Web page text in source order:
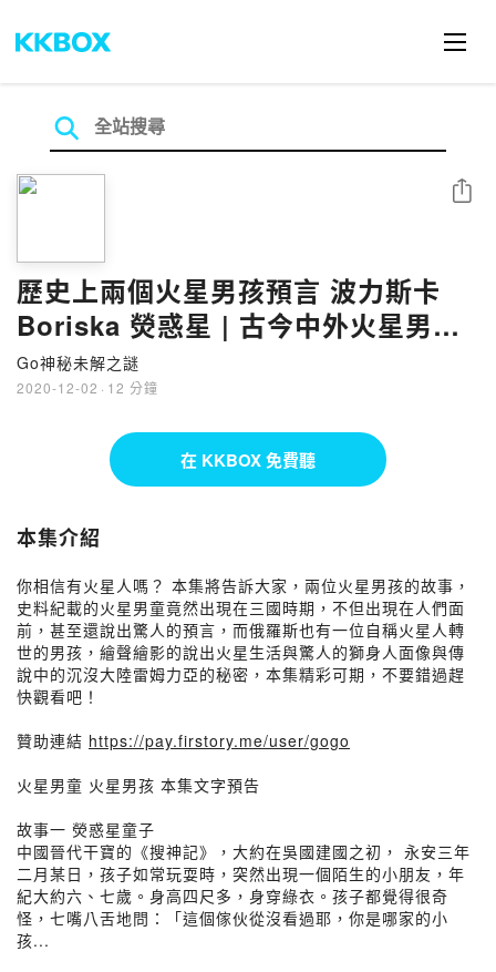
歷史上兩個火星男孩預言 波力斯卡
Boriska 熒惑星 | 古今中外火星男童
熒惑星童子 波利斯卡 火星男童 雷姆
力亞與獅身人面像的秘密
Go神秘未解之謎
2020-12-02 · 12 分鐘
分享
在 KKBOX 免費聽
本集介紹
你相信有火星人嗎？ 本集將告訴大家，兩位火星男孩的故事，
史料紀載的火星男童竟然出現在三國時期，不但出現在人們面
前，甚至還說出驚人的預言，而俄羅斯也有一位自稱火星人轉
世的男孩，繪聲繪影的說出火星生活與驚人的獅身人面像與傳
說中的沉沒大陸雷姆力亞的秘密，本集精彩可期，不要錯過趕
快觀看吧！
贊助連結 https://pay.firstory.me/user/gogo
火星男童 火星男孩 本集文字預告
故事一 熒惑星童子
中國晉代干寶的《搜神記》，大約在吳國建國之初， 永安三年
二月某日，孩子如常玩耍時，突然出現一個陌生的小朋友，年
紀大約六、七歲。身高四尺多，身穿綠衣。孩子都覺得很奇
怪，七嘴八舌地問：「這個傢伙從沒看過耶，你是哪家的小
孩...